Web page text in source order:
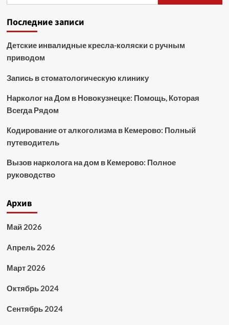
Последние записи
Детские инвалидные кресла-коляски с ручным
приводом
Запись в стоматологическую клинику
Нарколог на Дом в Новокузнецке: Помощь, Которая
Всегда Рядом
Кодирование от алкоголизма в Кемерово: Полный
путеводитель
Вызов нарколога на дом в Кемерово: Полное
руководство
Архив
Май 2026
Апрель 2026
Март 2026
Октябрь 2024
Сентябрь 2024